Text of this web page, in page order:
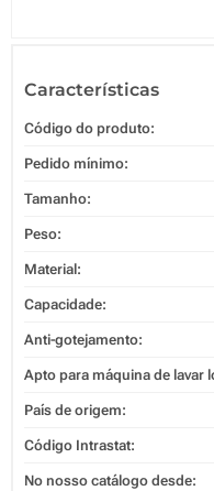
Características
Código do produto:
Pedido mínimo:
Tamanho:
Peso:
Material:
Capacidade:
Anti-gotejamento:
Apto para máquina de lavar
País de origem:
Código Intrastat:
No nosso catálogo desde: